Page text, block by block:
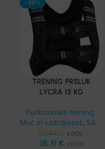
-30%
TRENING PRSLUK
LYCRA 15 KG
Funkcionalni trening,
Moč in vzdržljivost, SAQ
Dodatna
oprema, Najnovejša
z DDV
35.31 € z DDV